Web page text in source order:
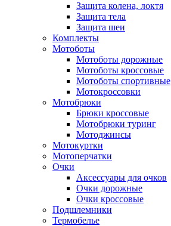
Защита колена, локтя
Защита тела
Защита шеи
Комплекты
Мотоботы
Мотоботы дорожные
Мотоботы кроссовые
Мотоботы спортивные
Мотокроссовки
Мотобрюки
Брюки кроссовые
Мотобрюки туринг
Мотоджинсы
Мотокуртки
Мотоперчатки
Очки
Аксессуары для очков
Очки дорожные
Очки кроссовые
Подшлемники
Термобелье